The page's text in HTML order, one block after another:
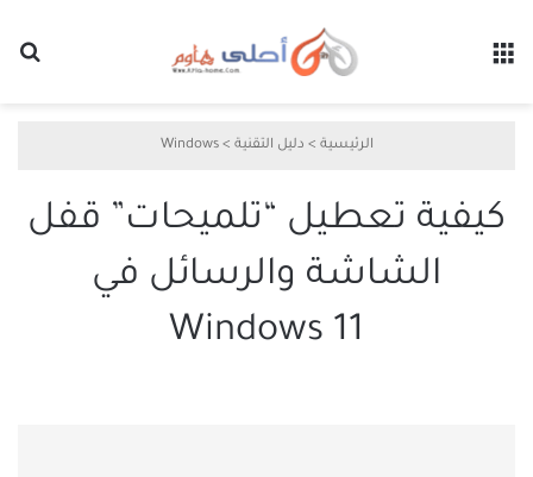
الرئيسية > دليل التقنية >
Windows
كيفية تعطيل “تلميحات” قفل
الشاشة والرسائل في
Windows 11